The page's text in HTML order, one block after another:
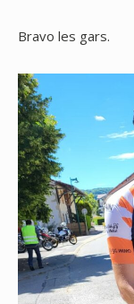
Bravo les gars.